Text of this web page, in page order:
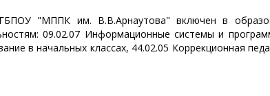
"МППК им. В.В.Арнаутова" включен в
09.02.07 Информационные системы и
в начальных классах, 44.02.05 Коррекционная